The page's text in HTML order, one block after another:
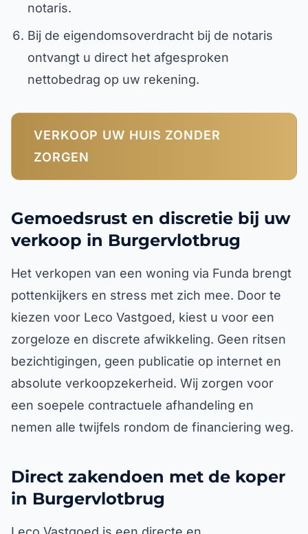
notaris.
Bij de eigendomsoverdracht bij de notaris
ontvangt u direct het afgesproken
nettobedrag op uw rekening.
VERKOOP UW HUIS ZONDER
ZORGEN
Gemoedsrust en discretie bij uw
verkoop in Burgervlotbrug
Het verkopen van een woning via Funda brengt
pottenkijkers en stress met zich mee. Door te
kiezen voor Leco Vastgoed, kiest u voor een
zorgeloze en discrete afwikkeling. Geen ritsen
bezichtigingen, geen publicatie op internet en
absolute verkoopzekerheid. Wij zorgen voor
een soepele contractuele afhandeling en
nemen alle twijfels rondom de financiering weg.
Direct zakendoen met de koper
in Burgervlotbrug